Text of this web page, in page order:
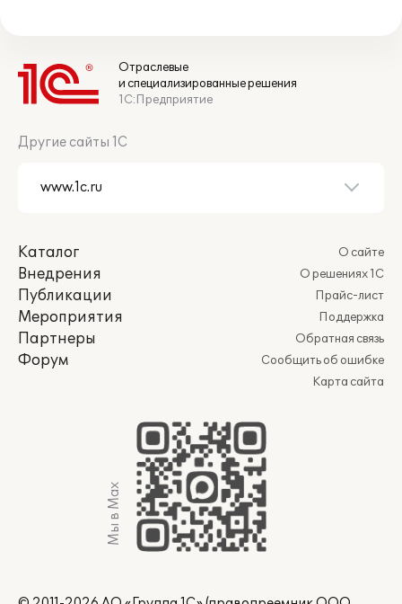
Отраслевые
и специализированные решения
1С:Предприятие
Другие сайты 1С
Каталог
Внедрения
Публикации
Мероприятия
Партнеры
Форум
О сайте
О решениях 1С
Прайс-лист
Поддержка
Обратная связь
Сообщить об ошибке
Карта сайта
Мы в Max